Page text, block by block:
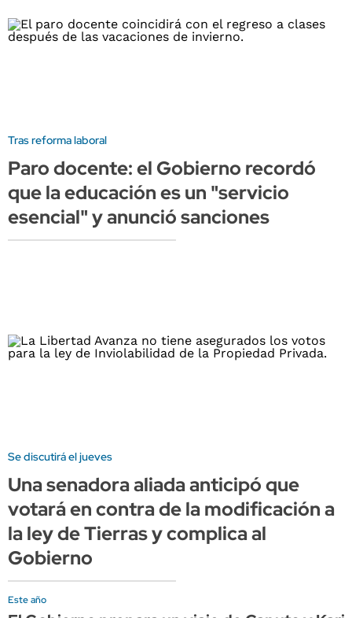
Tras reforma laboral
Paro docente: el Gobierno recordó
que la educación es un "servicio
esencial" y anunció sanciones
Se discutirá el jueves
Una senadora aliada anticipó que
votará en contra de la modificación a
la ley de Tierras y complica al
Gobierno
Este año